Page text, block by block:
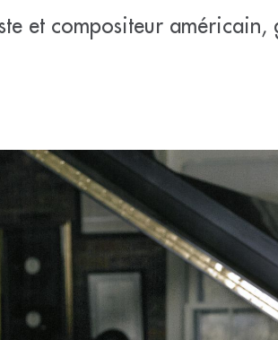
et compositeur américain,